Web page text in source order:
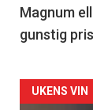
3
Magnum
gunstig pris
UKENS VIN